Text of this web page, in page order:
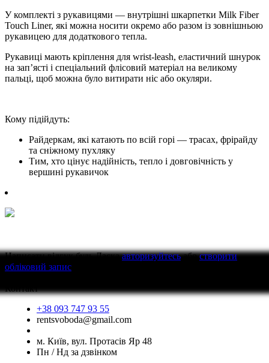
У комплекті з рукавицями — внутрішні шкарпетки Milk Fiber
Touch Liner, які можна носити окремо або разом із зовнішньою
рукавицею для додаткового тепла.
Рукавиці мають кріплення для wrist-leash, еластичний шнурок
на зап’ясті і спеціальний флісовий матеріал на великому
пальці, щоб можна було витирати ніс або окуляри.
Кому підійдуть:
Райдеркам, які катають по всій горі — трасах, фрірайду
та сніжному пухляку
Тим, хто цінує надійність, тепло і довговічність у
вершині рукавичок
Написати відгукбудь Ласкаавторизуйтесьабостворити
обліковий запис
Контакт
+38 093 747 93 55
rentsvoboda@gmail.com
м. Київ, вул. Протасів Яр 48
Пн / Нд за дзвінком